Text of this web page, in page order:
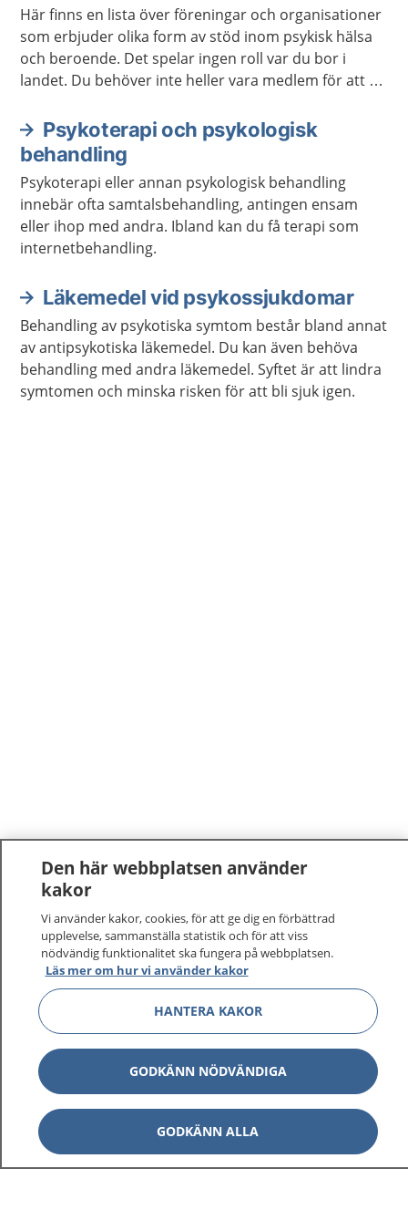
Här finns en lista över föreningar och organisationer
som erbjuder olika form av stöd inom psykisk hälsa
och beroende. Det spelar ingen roll var du bor i
landet. Du behöver inte heller vara medlem för att ta
Psykoterapi och psykologisk
behandling
Psykoterapi eller annan psykologisk behandling
innebär ofta samtalsbehandling, antingen ensam
eller ihop med andra. Ibland kan du få terapi som
internetbehandling.
Läkemedel vid psykossjukdomar
Behandling av psykotiska symtom består bland annat
av antipsykotiska läkemedel. Du kan även behöva
behandling med andra läkemedel. Syftet är att lindra
symtomen och minska risken för att bli sjuk igen.
1177–tryggt om din hälsa och vård
På 1177.se får du råd om hälsa och information om
sjukdomar och vilka mottagningar du kan kontakta.
Logga in för att läsa din journal och göra dina
vårdärenden. Ring telefonnummer 1177 för
sjukvårdsrådgivning dygnet runt.
1177 ger dig råd när du vill må bättre.
Den här webbplatsen använder
kakor
Vi använder kakor, cookies, för att ge dig en förbättrad
upplevelse, sammanställa statistik och för att viss
nödvändig funktionalitet ska fungera på webbplatsen.
Läs mer om hur vi använder kakor
HANTERA KAKOR
GODKÄNN NÖDVÄNDIGA
GODKÄNN ALLA